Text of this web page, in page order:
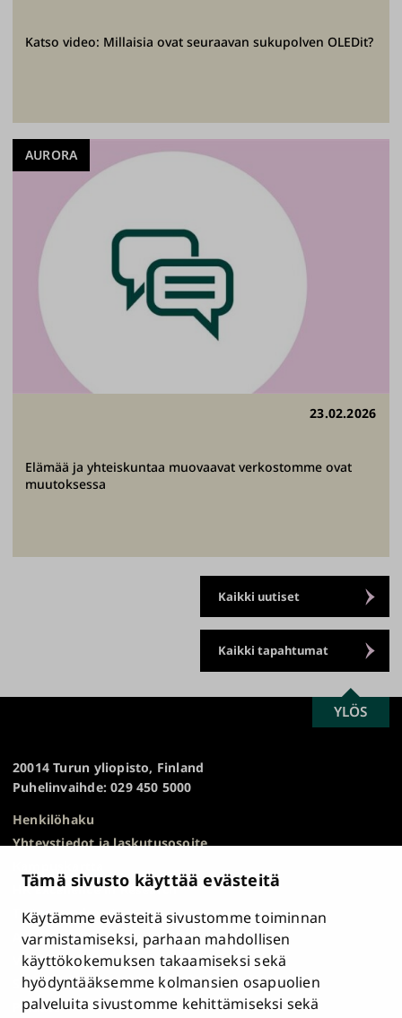
Tämä sivusto käyttää evästeitä
Käytämme evästeitä sivustomme toiminnan
varmistamiseksi, parhaan mahdollisen
käyttökokemuksen takaamiseksi sekä
hyödyntääksemme kolmansien osapuolien
palveluita sivustomme kehittämiseksi sekä
Katso video: Millaisia ovat seuraavan sukupolven OLEDit?
23.02.2026
Elämää ja yhteiskuntaa muovaavat verkostomme ovat
muutoksessa
AURORA
Kaikki uutiset
Kaikki tapahtumat
20014 Turun yliopisto, Finland
Puhelinvaihde: 029 450 5000
Henkilöhaku
Yhteystiedot ja laskutusosoite
HR Excellence in Research
Tietosuojailmoitus
Asiakirjajulkisuuskuvaus ja tietopyynnöt
Väärinkäytösepäilyt
Saavutettavuusseloste
Palaute
SCROLL
TO
YLÖS